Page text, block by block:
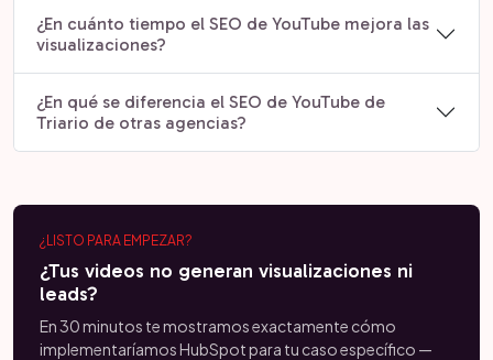
¿En cuánto tiempo el SEO de YouTube mejora las
visualizaciones?
¿En qué se diferencia el SEO de YouTube de
Triario de otras agencias?
¿LISTO PARA EMPEZAR?
¿Tus videos no generan visualizaciones ni
leads?
En 30 minutos te mostramos exactamente cómo
implementaríamos HubSpot para tu caso específico —